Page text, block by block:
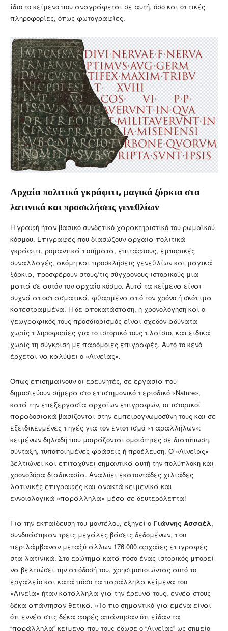
ίδιο το κείμενο που αναγράφεται σε αυτή, όσο και οπτικές
πληροφορίες, όπως φωτογραφίες.
Αρχαία πολιτικά γκράφιτι, μαγικά ξόρκια στα
λατινικά και προσκλήσεις γενεθλίων
Η γραφή ήταν βασικό συνδετικό χαρακτηριστικό του ρωμαϊκού
κόσμου. Επιγραφές που διασώζουν αρχαία πολιτικά
γκράφιτι, ρομαντικά ποιήματα, επιτάφιους, εμπορικές
συναλλαγές, ακόμη και προσκλήσεις γενεθλίων και μαγικά
ξόρκια, προσφέρουν στους/τις σύγχρονους ιστορικούς μια
ματιά σε αυτόν τον αρχαίο κόσμο. Αυτά τα κείμενα είναι
συχνά αποσπασματικά, φθαρμένα από τον χρόνο ή σκόπιμα
κατεστραμμένα. Η δε αποκατάσταση, η χρονολόγηση και ο
γεωγραφικός τους προσδιορισμός είναι σχεδόν αδύνατα
χωρίς πληροφορίες για το ιστορικό τους πλαίσιο, και ειδικά
χωρίς τη σύγκριση με παρόμοιες επιγραφές. Αυτό το κενό
έρχεται να καλύψει ο «Αινείας».
Όπως επισημαίνουν οι ερευνητές, σε εργασία που
δημοσιεύουν σήμερα στο επιστημονικό περιοδικό «Nature»,
κατά την επεξεργασία αρχαίων επιγραφών, οι ιστορικοί
παραδοσιακά βασίζονται στην εμπειρογνωμοσύνη τους και σε
εξειδικευμένες πηγές για τον εντοπισμό «παραλλήλων»:
κειμένων δηλαδή που μοιράζονται ομοιότητες σε διατύπωση,
σύνταξη, τυποποιημένες φράσεις ή προέλευση. Ο «Αινείας»
βελτιώνει και επιταχύνει σημαντικά αυτή την πολύπλοκη και
χρονοβόρα διαδικασία. Αναλύει εκατοντάδες χιλιάδες
λατινικές επιγραφές και ανακτά κειμενικά και
εννοιολογικά «παράλληλα» μέσα σε δευτερόλεπτα!
Για την εκπαίδευση του μοντέλου, εξηγεί ο Γιάννης Ασσαέλ,
συνδυάστηκαν τρεις μεγάλες βάσεις δεδομένων, που
περιλάμβαναν μεταξύ άλλων 176.000 αρχαίες επιγραφές
στα λατινικά. Στο ερώτημα κατά πόσο ένας ιστορικός μπορεί
να βελτιώσει την απόδοσή του, χρησιμοποιώντας αυτό το
εργαλείο και κατά πόσο τα παράλληλα κείμενα του
«Αινεία» ήταν κατάλληλα για την έρευνά τους, εννέα στους
δέκα απάντησαν θετικά. «Το πιο σημαντικό για εμένα είναι
ότι εννέα στις δέκα φορές απάντησαν ότι είδαν τα
“παράλληλα” κείμενα που τους έδωσε ο “Αινείας” ως σημείο